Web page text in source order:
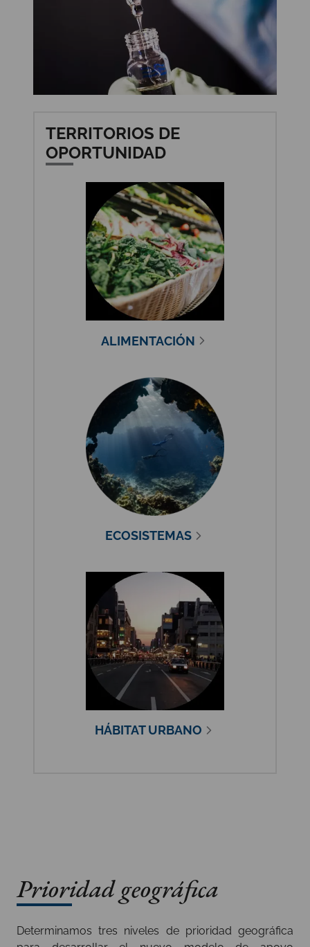
TERRITORIOS DE
OPORTUNIDAD
ALIMENTACIÓN
ECOSISTEMAS
HÁBITAT URBANO
Prioridad geográfica
Determinamos tres niveles de prioridad geográfica